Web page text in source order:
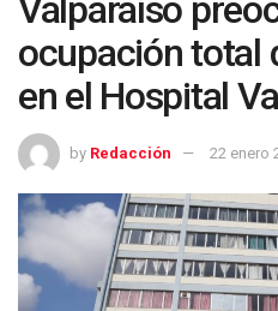
Valparaíso
ocupación total
en el Hospital
by Redacción 22 enero